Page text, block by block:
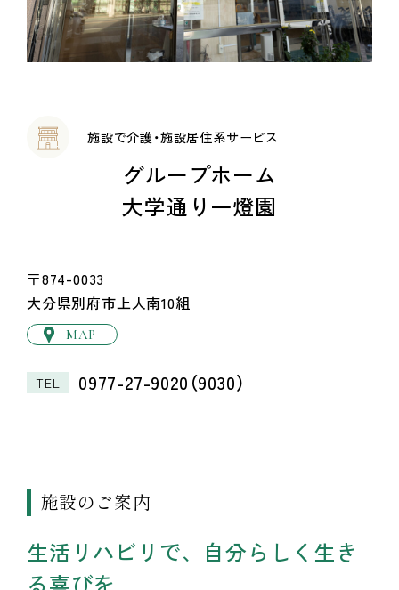
施設で介護・施設居住系サービス
グループホーム
大学通り一燈園
〒874-0033
大分県別府市上人南10組
MAP
TEL 0977-27-9020（9030）
施設のご案内
生活リハビリで、自分らしく生き
る喜びを